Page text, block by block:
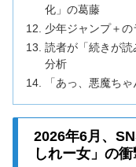
化」の葛藤
少年ジャンプ＋
読者が「続きが
分析
「あっ、悪魔ち
2026年6月、
しれー女」の衝